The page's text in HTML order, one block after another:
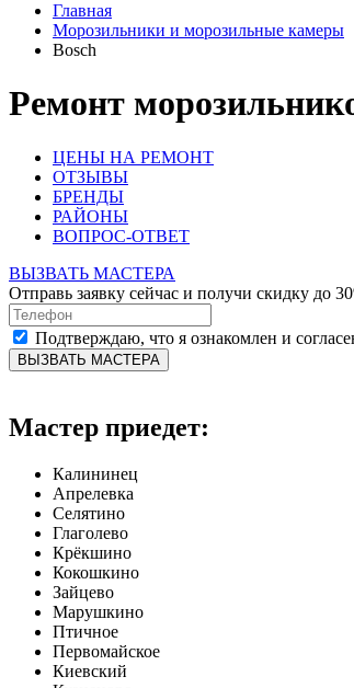
Главная
Морозильники и морозильные камеры
Bosch
Ремонт
ЦЕНЫ НА РЕМОНТ
ОТЗЫВЫ
БРЕНДЫ
РАЙОНЫ
ВОПРОС-ОТВЕТ
ВЫЗВАТЬ МАСТЕРА
Отправь заявку сейчас и получи скидку до
Подтверждаю, что я ознакомлен и
ВЫЗВАТЬ МАСТЕРА
Мастер приедет:
Калининец
Апрелевка
Селятино
Глаголево
Крёкшино
Кокошкино
Зайцево
Марушкино
Птичное
Первомайское
Киевский